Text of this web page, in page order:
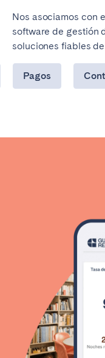
Nos asociamos con
software de gestión
soluciones fiables
Pagos